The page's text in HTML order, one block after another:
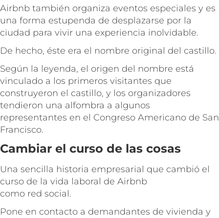
Airbnb también organiza eventos especiales y es
una forma estupenda de desplazarse por la
ciudad para vivir una experiencia inolvidable.
De hecho, éste era el nombre original del castillo.
Según la leyenda, el origen del nombre está
vinculado a los primeros visitantes que
construyeron el castillo, y los organizadores
tendieron una alfombra a algunos
representantes en el Congreso Americano de San
Francisco.
Cambiar el curso de las cosas
Una sencilla historia empresarial que cambió el
curso de la vida laboral de Airbnb
como red social.
Pone en contacto a demandantes de vivienda y